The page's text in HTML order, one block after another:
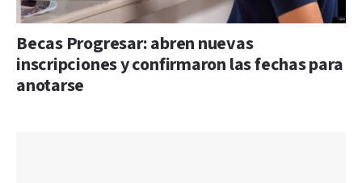
Becas Progresar: abren nuevas
inscripciones y confirmaron las fechas para
anotarse